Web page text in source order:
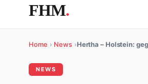
FHM.
Home › News ›Hertha – Holstein:
NEWS